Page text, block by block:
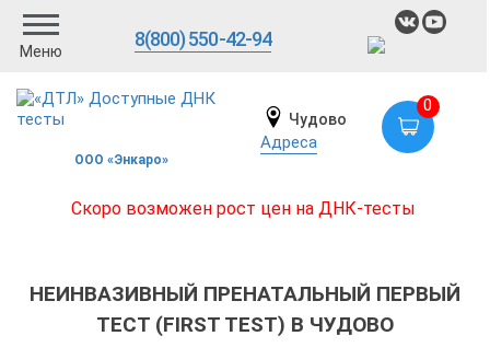
Меню
8(800) 550-42-94
ООО «Энкаро»
Чудово
Адреса
0
Скоро возможен рост цен на ДНК-тесты
НЕИНВАЗИВНЫЙ ПРЕНАТАЛЬНЫЙ ПЕРВЫЙ
ТЕСТ (FIRST TEST) В ЧУДОВО